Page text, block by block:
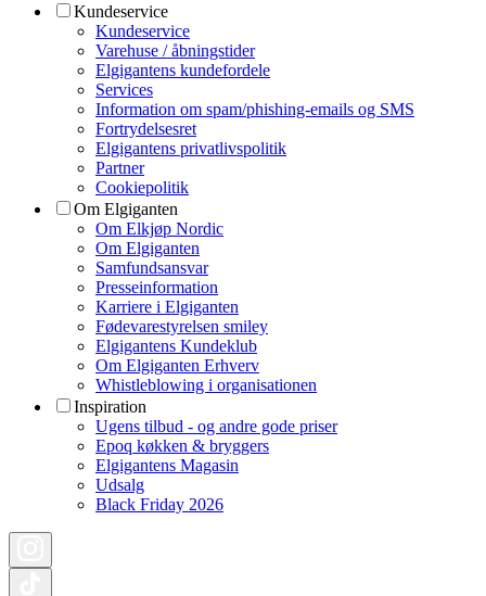
Kundeservice
Kundeservice
Varehuse / åbningstider
Elgigantens kundefordele
Services
Information om spam/phishing-emails og SMS
Fortrydelsesret
Elgigantens privatlivspolitik
Partner
Cookiepolitik
Om Elgiganten
Om Elkjøp Nordic
Om Elgiganten
Samfundsansvar
Presseinformation
Karriere i Elgiganten
Fødevarestyrelsen smiley
Elgigantens Kundeklub
Om Elgiganten Erhverv
Whistleblowing i organisationen
Inspiration
Ugens tilbud - og andre gode priser
Epoq køkken & bryggers
Elgigantens Magasin
Udsalg
Black Friday 2026